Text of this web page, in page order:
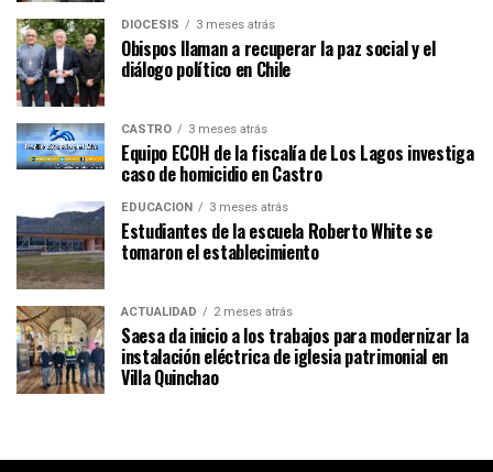
DIÓCESIS 3 meses atrás
Obispos llaman a recuperar la paz social y el
diálogo político en Chile
CASTRO 3 meses atrás
Equipo ECOH de la fiscalía de Los Lagos investiga
caso de homicidio en Castro
EDUCACIÓN 3 meses atrás
Estudiantes de la escuela Roberto White se
tomaron el establecimiento
ACTUALIDAD 2 meses atrás
Saesa da inicio a los trabajos para modernizar la
instalación eléctrica de iglesia patrimonial en
Villa Quinchao